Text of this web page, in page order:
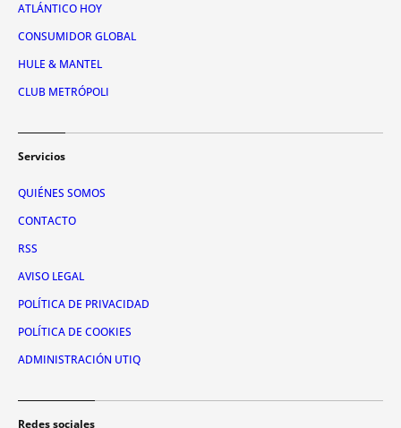
ATLÁNTICO HOY
CONSUMIDOR GLOBAL
HULE & MANTEL
CLUB METRÓPOLI
Servicios
QUIÉNES SOMOS
CONTACTO
RSS
AVISO LEGAL
POLÍTICA DE PRIVACIDAD
POLÍTICA DE COOKIES
ADMINISTRACIÓN UTIQ
Redes sociales